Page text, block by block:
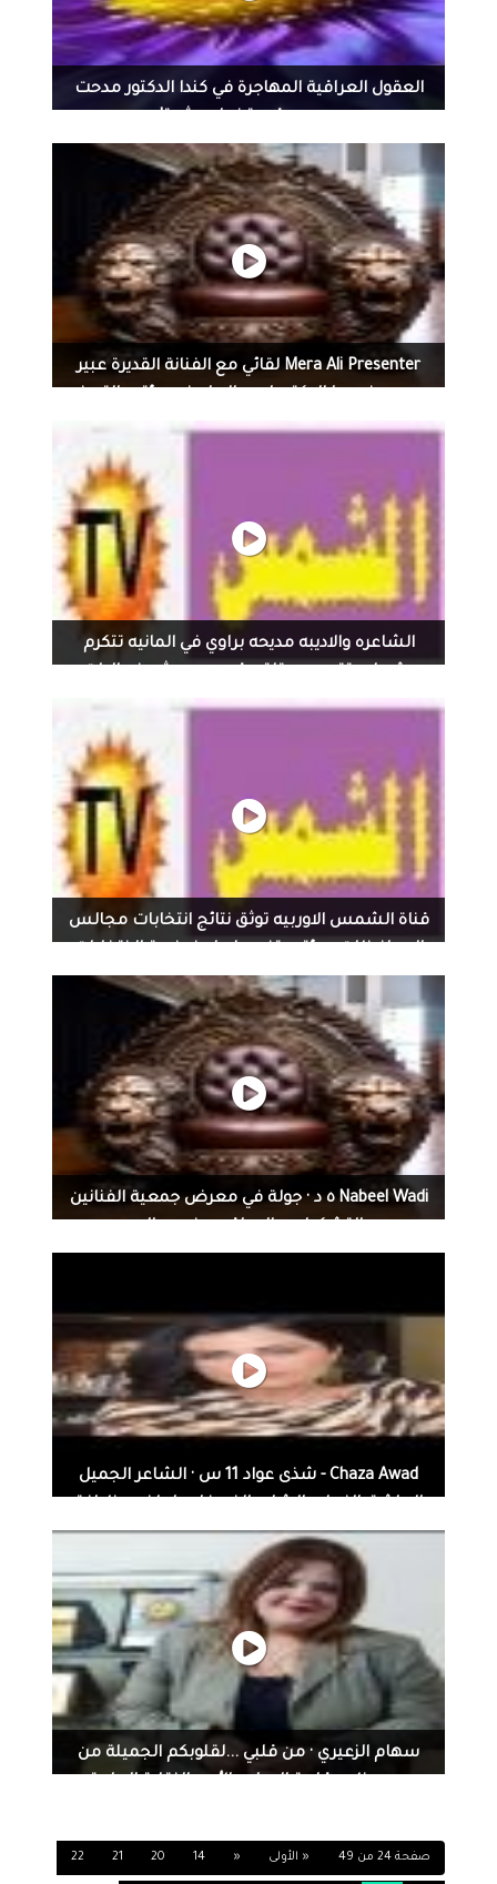
وجود صحفيين ومحاميه وبعض من الضيوف المهتمين
بذكرى الكبار من الفنانين والمبدعين والتي يجب على الدوله
الاهتمام بهم بتسميه الاماكن أو الشوارع باسماءهم
وتكلمت أيضا المحاميه السيده هاله عثمان عن الشباب
والانتماء للوطن فالوطن هو المواطن بدونه لا يوجد وطن
وتكلم الحفيد عن حياة جده وكيف كان يصغى إلى الباءعين
المتجولين الذي كان يستمد منهم ألحانه الشعبيه والتي
يعيش معهم ويسجد معاناتهم باغانيه النابعه من قلب
مشاكلهم وأنه اول من طالب بحريه المراءه ودفعها
للنهوض والمشاركه
العقول العراقية المهاجرة في كندا الدكتور مدحت
Mera Ali Presenter لقائي مع الفنانة القديرة عبير
Mera Ali Presenter لقائي مع الفنانة القديرة عبير صبري
وزوجها الدكتور ايمن البياع في مؤتمر التميز الريادي وقادة
المجتمع العربي في دورته العاشرة وللمرة الاولى في دبي تكريم
الفنانة القديرة #هالة_صدقي والفنانة النجمة #عبير_صبري
والاعلامية المتميزة #لجين_عمران والفنانة النجمة
#شذى_حسون والمخرج المبدع #خالد_يوسف وعدد من
الشخصيات الكريمة
الشاعره والاديبه مديحه براوي في المانيه تتكرم
مكتب...
قناة الشمس الاوربيه توثق نتائج انتخابات مجالس
Nabeel Wadi ٥ د · جولة في معرض جمعية الفنانين
Chaza Awad - شذى عواد 11 س · الشاعر الجميل
وشعره
Chaza Awad - شذى عواد الشاعر الجميل والعاشق النبيل
والشاب الذي خلده لطفه وظرافته وشعره وأدركته المنية قبل
أن يدرك غرضه من الحياة وقبل أن يبلغ عقده الثالث هذه
إطلالة على أحد أعذب شعرائنا .. جزائري الأصل مصري المولد
دمشقي المقام والمستقر #الشاب_الظريف #مصر #الجزائر
#دمشق #الشام #عفيف_الدين_التلمساني
سهام الزعيري · من قلبي ...لقلوبكم الجميلة من
قلعة الابداع والأدب النقابة العامة لاتحاد كتاب مصر وتحت
صفحة 24 من 49 « الأولى «
14
20
21
22